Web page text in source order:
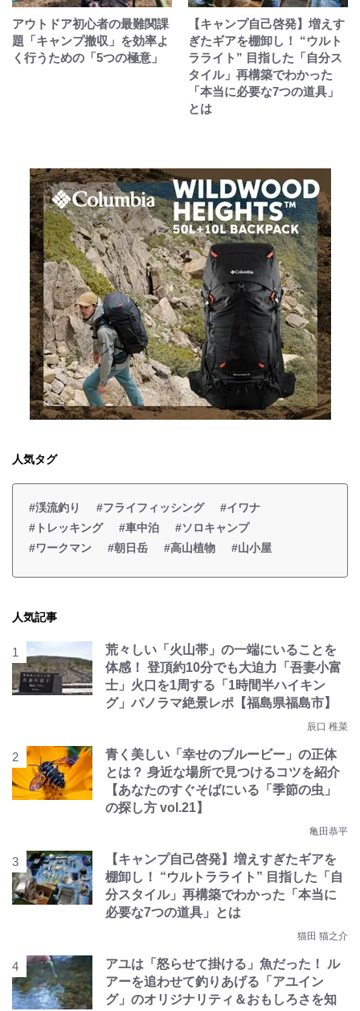
アウトドア初心者の最難関課
題「キャンプ撤収」を効率よ
く行うための「5つの極意」
【キャンプ自己啓発】増えす
ぎたギアを棚卸し！ “ウルト
ラライト” 目指した「自分ス
タイル」再構築でわかった
「本当に必要な7つの道具」
とは
人気タグ
#渓流釣り #フライフィッシング
#イワナ
#トレッキング
#車中泊
#ソロキャンプ
#ワークマン
#朝日岳 #高山植物 #山小屋
人気記事
荒々しい「火山帯」の一端にいることを
体感！ 登頂約10分でも大迫力「吾妻小富
士」火口を1周する「1時間半ハイキン
グ」パノラマ絶景レポ【福島県福島市】
辰口 稚菜
青く美しい「幸せのブルービー」の正体
とは？ 身近な場所で見つけるコツを紹介
【あなたのすぐそばにいる「季節の虫」
の探し方 vol.21】
亀田恭平
【キャンプ自己啓発】増えすぎたギアを
棚卸し！ “ウルトラライト” 目指した「自
分スタイル」再構築でわかった「本当に
必要な7つの道具」とは
猫田 猫之介
アユは「怒らせて掛ける」魚だった！ ル
アーを追わせて釣りあげる「アユイン
グ」のオリジナリティ＆おもしろさを知